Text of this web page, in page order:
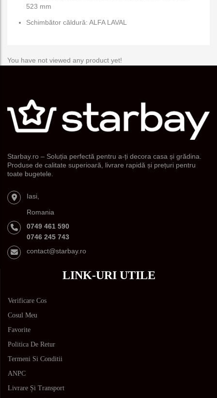
523 mm
Schimbător căldură: ALFA LAVAL
You have not viewed any product yet!
Starbay.ro – Soluția perfectă pentru a-ți decora casa și grădina.
Produse de calitate superioară, livrare rapidă și prețuri pentru
toate bugetele.
Iasi,
Romania
0749 461 590
0746 245 743
contact@starbay.ro
LINK-URI UTILE
Verificare Cos
Cosul Meu
Favorite
Politica De Retur
Termeni Si Conditii
ANPC
Livrare Și Transport